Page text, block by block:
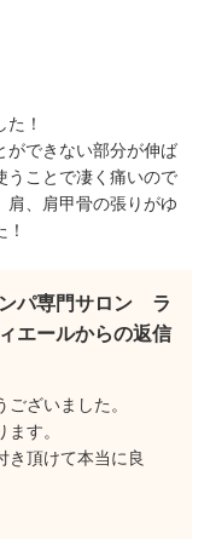
！
ができない部分が伸ば
うことで凄く痛いので
肩、肩甲骨の張りがゆ
パ専門サロン ラ
エールからの返信
ざいました。
す。
き頂けて本当に良